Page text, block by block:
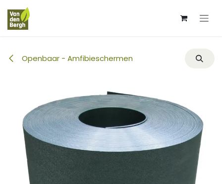
Overslaan naar inhoud
Openbaar - Amfibieschermen